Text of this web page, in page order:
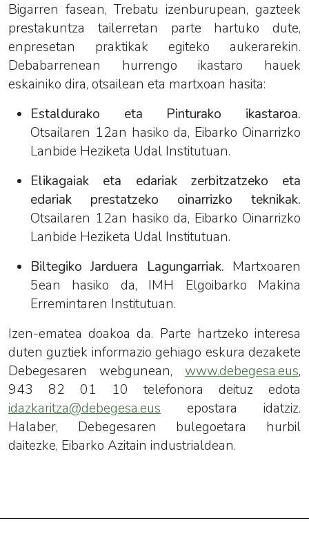
Bigarren fasean, Trebatu izenburupean, gazteek
prestakuntza tailerretan parte hartuko dute,
enpresetan praktikak egiteko aukerarekin.
Debabarrenean hurrengo ikastaro hauek
eskainiko dira, otsailean eta martxoan hasita:
Estaldurako eta Pinturako ikastaroa.
Otsailaren 12an hasiko da, Eibarko Oinarrizko
Lanbide Heziketa Udal Institutuan.
Elikagaiak eta edariak zerbitzatzeko eta
edariak prestatzeko oinarrizko teknikak.
Otsailaren 12an hasiko da, Eibarko Oinarrizko
Lanbide Heziketa Udal Institutuan.
Biltegiko Jarduera Lagungarriak. Martxoaren
5ean hasiko da, IMH Elgoibarko Makina
Erremintaren Institutuan.
Izen-ematea doakoa da. Parte hartzeko interesa
duten guztiek informazio gehiago eskura dezakete
Debegesaren webgunean, www.debegesa.eus,
943 82 01 10 telefonora deituz edota
idazkaritza@debegesa.eus epostara idatziz.
Halaber, Debegesaren bulegoetara hurbil
daitezke, Eibarko Azitain industrialdean.